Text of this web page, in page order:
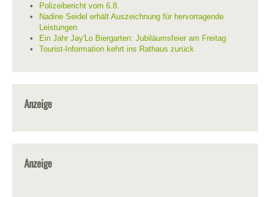
Polizeibericht vom 6.8.
Nadine Seidel erhält Auszeichnung für hervorragende
Leistungen
Ein Jahr Jay'Lo Biergarten: Jubiläumsfeier am Freitag
Tourist-Information kehrt ins Rathaus zurück
Anzeige
Anzeige